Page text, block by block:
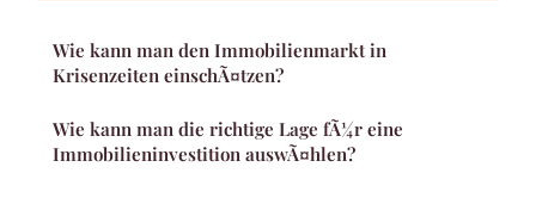
Wie kann man den Immobilienmarkt in
Krisenzeiten einschÃ¤tzen?
Wie kann man die richtige Lage fÃ¼r eine
Immobilieninvestition auswÃ¤hlen?